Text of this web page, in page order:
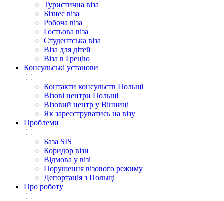
Туристична віза
Бізнес віза
Робоча віза
Гостьова віза
Студентська віза
Віза для дітей
Віза в Грецію
Консульські установи
Контакти консульств Польщі
Візові центри Польщі
Візовий центр у Вінниці
Як зареєструватись на візу
Проблеми
База SIS
Коридор візи
Відмова у візі
Порушення візового режиму
Депортація з Польщі
Про роботу